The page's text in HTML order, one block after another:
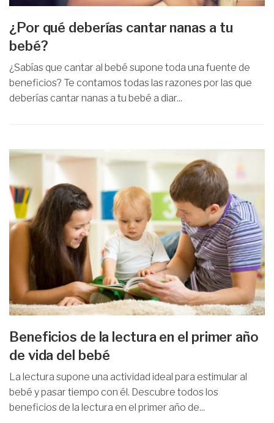
¿Por qué deberías cantar nanas a tu
bebé?
¿Sabías que cantar al bebé supone toda una fuente de
beneficios? Te contamos todas las razones por las que
deberías cantar nanas a tu bebé a diar...
Beneficios de la lectura en el primer año
de vida del bebé
La lectura supone una actividad ideal para estimular al
bebé y pasar tiempo con él. Descubre todos los
beneficios de la lectura en el primer año de...